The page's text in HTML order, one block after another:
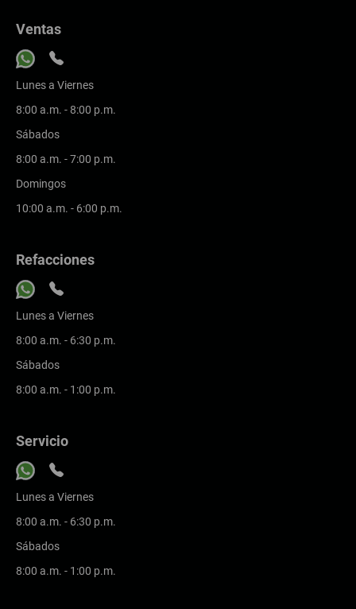
Ventas
Lunes a Viernes
8:00 a.m. - 8:00 p.m.
Sábados
8:00 a.m. - 7:00 p.m.
Domingos
10:00 a.m. - 6:00 p.m.
Refacciones
Lunes a Viernes
8:00 a.m. - 6:30 p.m.
Sábados
8:00 a.m. - 1:00 p.m.
Servicio
Lunes a Viernes
8:00 a.m. - 6:30 p.m.
Sábados
8:00 a.m. - 1:00 p.m.